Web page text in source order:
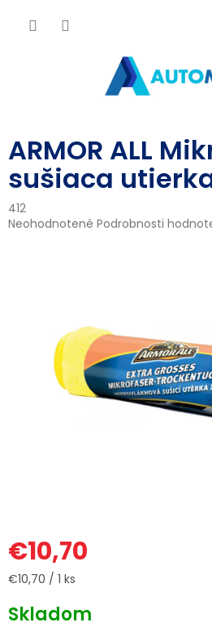
ARMOR ALL
sušiaca
412
Priemerné
hviezdičiek.
Neohodnotené Podrobnosti
€10,70
Jednotková
€10,70 / 1 ks
Skladom